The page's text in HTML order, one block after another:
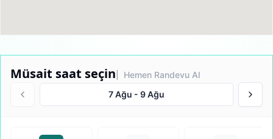
Müsait saat seçin | Hemen Randevu Al
7 Ağu - 9 Ağu